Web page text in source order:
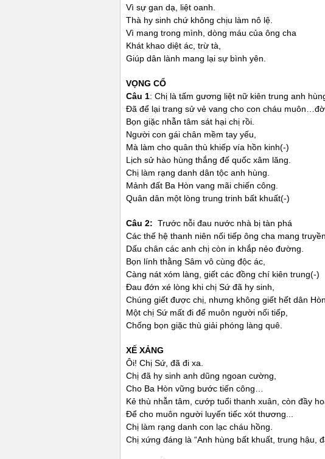
Vì sự gan dạ, liệt oanh.
Thà hy sinh chứ không chịu làm nô lệ.
Vì mang trong mình, dòng máu của ông cha
Khát khao diệt ác, trừ tà,
Giúp dân lành mang lại sự bình yên.
VỌNG CỔ
Câu 1: Chị là tấm gương liệt nữ kiên trung anh
Đã để lại trang sử vẻ vang cho con cháu
Bọn giặc nhẫn tâm sát hại chị rồi.
Người con gái chân mềm tay yếu,
Mà làm cho quân thù khiếp vía hồn kinh(-)
Lịch sử hào hùng thắng đế quốc xâm lăng.
Chị làm rạng danh dân tộc anh hùng.
Mảnh đất Ba Hòn vang mãi chiến công.
Quân dân một lòng trung trinh bất khuất(-)
Câu 2: Trước nỗi đau nước nhà bị tàn phá
Các thế hệ thanh niên nối tiếp ông cha mang
Dấu chân các anh chị còn in khắp nẻo đường.
Bọn lính thằng Sâm vô cùng độc ác,
Càng nát xóm làng, giết các đồng chí kiên trung(-)
Đau đớn xé lòng khi chị Sứ đã hy sinh,
Chúng giết được chị, nhưng không giết hết dân
Một chị Sứ mất đi để muôn người nối tiếp,
Chống bọn giặc thù giải phóng làng quê.
XẾ XẢNG
Ôi! Chị Sứ, đã đi xa.
Chị đã hy sinh anh dũng ngoan cường,
Cho Ba Hòn vững bước tiến công…
Kẻ thù nhẫn tâm, cướp tuổi thanh xuân, còn đầy
Để cho muôn người luyến tiếc xót thương...
Chị làm rạng danh con lạc cháu hồng.
Chị xứng đáng là “Anh hùng bất khuất, trung hậu,